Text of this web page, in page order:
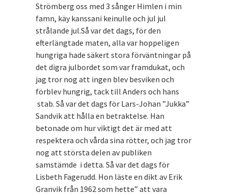
Strömberg oss med 3 sånger Himlen i min
famn, käy kanssani keinulle och jul jul
strålande jul.Så var det dags, för den
efterlängtade maten, alla var hoppeligen
hungriga hade säkert stora förväntningar på
det digra julbordet som var framdukat, och
jag tror nog att ingen blev besviken och
förblev hungrig, tack till Anders och hans
stab. Så var det dags för Lars-Johan ”Jukka”
Sandvik att hålla en betraktelse. Han
betonade om hur viktigt det är med att
respektera och vårda sina rötter, och jag tror
nog att största delen av publiken
samstämde i detta. Så var det dags för
Lisbeth Fagerudd. Hon läste en dikt av Erik
Granvik från 1962 som hette” att vara